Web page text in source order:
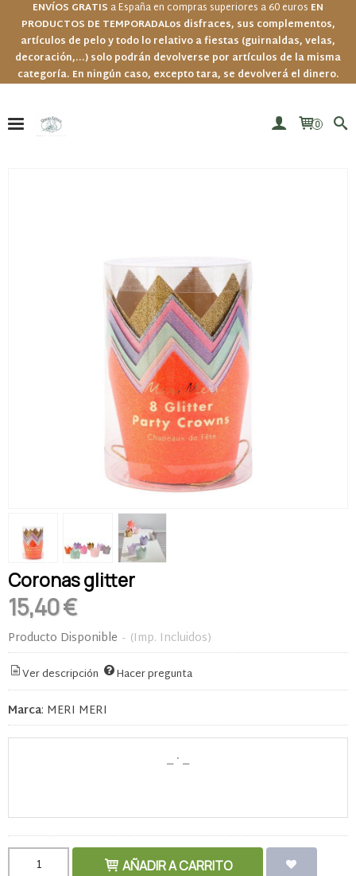
ENVÍOS GRATIS a España en compras superiores a 60 euros EN
PRODUCTOS DE TEMPORADALos disfraces, sus complementos,
artículos de pelo y todo lo relativo a fiestas (guirnaldas, velas,
decoración,...) solo podrán devolverse por artículos de la misma
categoría. En ningún caso, excepto tara, se devolverá el dinero.
0
Coronas glitter
15,40 €
Producto Disponible - (Imp. Incluidos)
Ver descripción Hacer pregunta
Marca: MERI MERI
AÑADIR A CARRITO